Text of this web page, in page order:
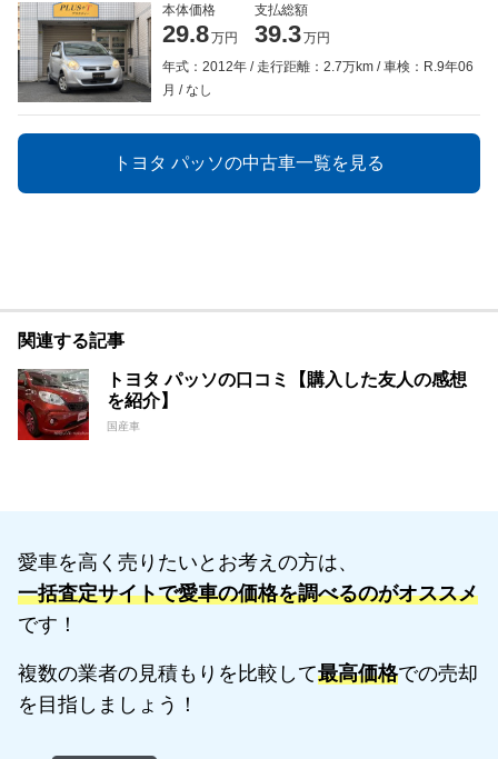
本体価格
29.8万円
支払総額
39.3万円
年式：2012年
走行距離：2.7万km
車検：R.9年06
月
なし
トヨタ パッソの中古車一覧を見る
関連する記事
トヨタ パッソの口コミ【購入した友人の感想
を紹介】
国産車
愛車を高く売りたいとお考えの方は、
一括査定サイトで愛車の価格を調べるのがオススメ
です！
複数の業者の見積もりを比較して最高価格での売却
を目指しましょう！